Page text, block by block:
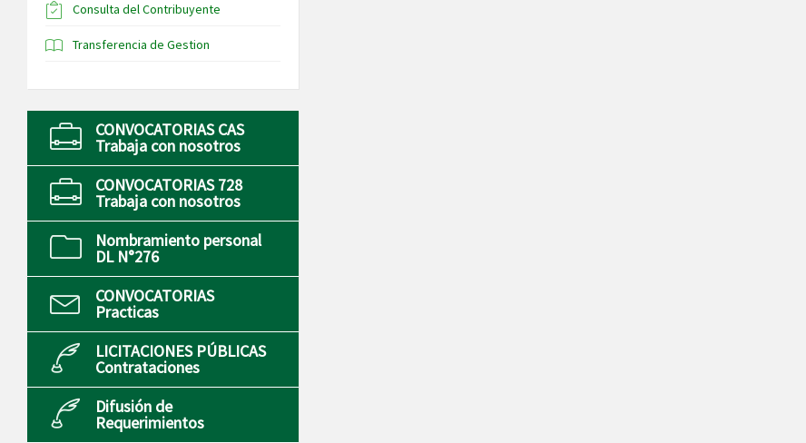
Consulta del Contribuyente
Transferencia de Gestion
CONVOCATORIAS CAS
Trabaja con nosotros
CONVOCATORIAS 728
Trabaja con nosotros
Nombramiento personal
DL N°276
CONVOCATORIAS
Practicas
LICITACIONES PÚBLICAS
Contrataciones
Difusión de
Requerimientos